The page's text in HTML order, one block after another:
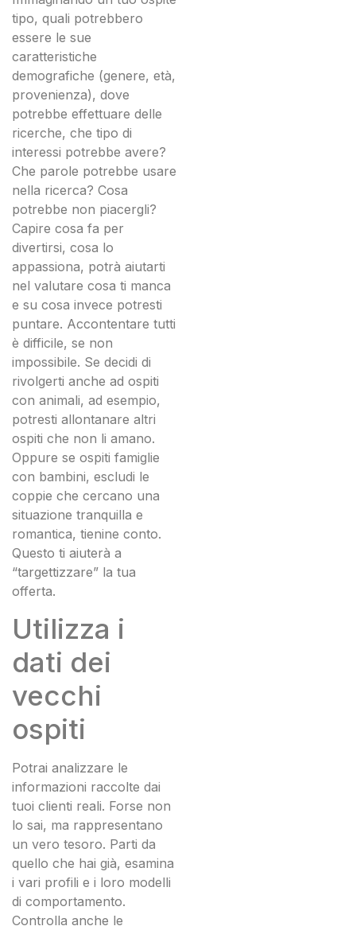
tipo, quali potrebbero
essere le sue
caratteristiche
demografiche (genere, età,
provenienza), dove
potrebbe effettuare delle
ricerche, che tipo di
interessi potrebbe avere?
Che parole potrebbe usare
nella ricerca? Cosa
potrebbe non piacergli?
Capire cosa fa per
divertirsi, cosa lo
appassiona, potrà aiutarti
nel valutare cosa ti manca
e su cosa invece potresti
puntare. Accontentare tutti
è difficile, se non
impossibile. Se decidi di
rivolgerti anche ad ospiti
con animali, ad esempio,
potresti allontanare altri
ospiti che non li amano.
Oppure se ospiti famiglie
con bambini, escludi le
coppie che cercano una
situazione tranquilla e
romantica, tienine conto.
Questo ti aiuterà a
“targettizzare” la tua
offerta.
Utilizza i
dati dei
vecchi
ospiti
Potrai analizzare le
informazioni raccolte dai
tuoi clienti reali. Forse non
lo sai, ma rappresentano
un vero tesoro. Parti da
quello che hai già, esamina
i vari profili e i loro modelli
di comportamento.
Controlla anche le